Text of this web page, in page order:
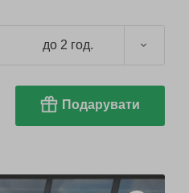
до 2 год.
Подарувати